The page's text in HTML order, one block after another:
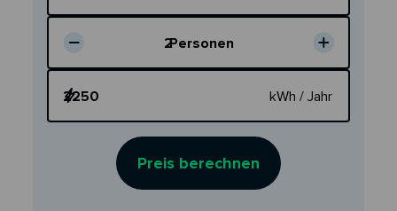
2Personen
kWh / Jahr
Preis berechnen